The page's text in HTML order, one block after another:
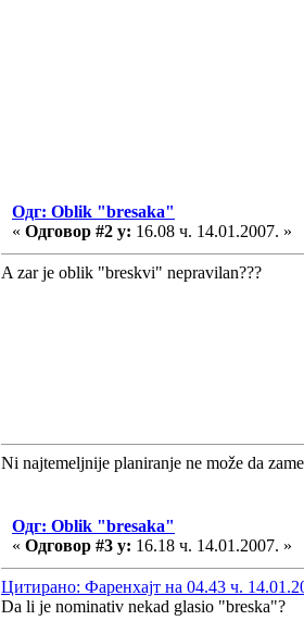
Одг: Oblik "bresaka"
« Одговор #2 у: 16.08 ч. 14.01.2007. »
A zar je oblik "breskvi" nepravilan???
Ni najtemeljnije planiranje ne može da
Одг: Oblik "bresaka"
« Одговор #3 у: 16.18 ч. 14.01.2007. »
Цитирано: Фаренхајт на 04.43 ч.
Da li je nominativ nekad glasio "breska"?